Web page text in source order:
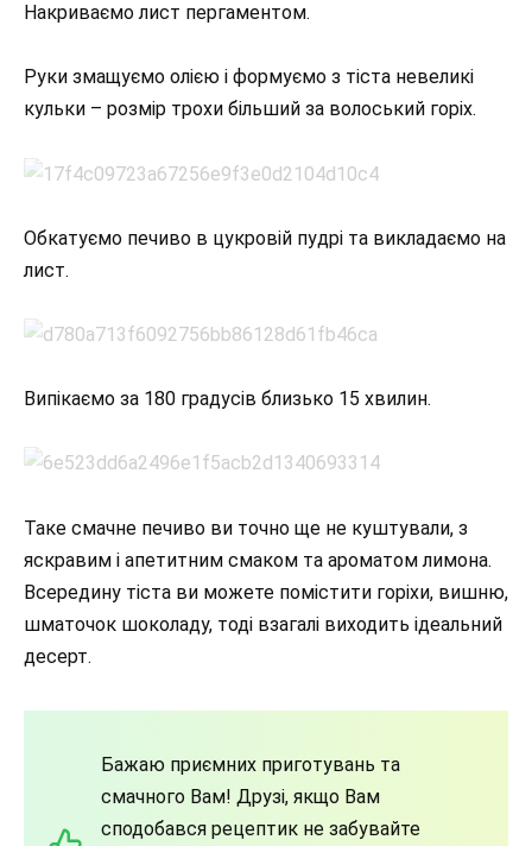
Накриваємо лист пергаментом.
Руки змащуємо олією і формуємо з тіста невеликі
кульки – розмір трохи більший за волоський горіх.
Обкатуємо печиво в цукровій пудрі та викладаємо на
лист.
Випікаємо за 180 градусів близько 15 хвилин.
Таке смачне печиво ви точно ще не куштували, з
яскравим і апетитним смаком та ароматом лимона.
Всередину тіста ви можете помістити горіхи, вишню,
шматочок шоколаду, тоді взагалі виходить ідеальний
десерт.
Бажаю приємних приготувань та
смачного Вам! Друзі, якщо Вам
сподобався рецептик не забувайте